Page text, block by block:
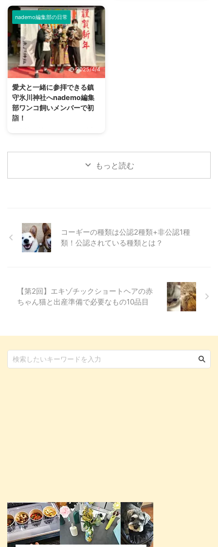
な話が尽きない動物です。 では
ワンコに人間には見え ...
ビッグサイトで開催されたペット
の祭典「インターペット」に参加
してきました。 朝、開始時間に
行ったものの入り口は長蛇の列。
多くの来場者に混じってわんこや
ニャンコもたくさん来ていた、大
盛況イベントのレポートをお届け
します。 インターペットとは ペ
ットにまつわるフードやグッズの
展示会・インターペットは、国内
最大のペットイベントです。「人
とペットの豊かな暮らし」をテー
マに毎年、開催されています。
いました。 13回目 ...
寺を目指しつつ、犬猫用品店であ
...
nademo編集部の日常
2025/4/4
愛犬と一緒に参拝できる鎮
守氷川神社へnademo編集
部ワンコ飼いメンバーで初
詣！
すが、みんなで行くのは初めての
試みです。 今回、初詣の場所と
ポートします！ 愛犬と一緒に参
拝できる鎮守氷川神社って？
「氷川神社」という名前は、お聞
ほどあり、鎮守氷川神社 ...
もっと読む
コーギーの種類は公認2種類+非公認1種
類！公認されている種類とは？
【第2回】エキゾチックショートヘアの赤
ちゃん猫と出産準備で必要なもの10品目